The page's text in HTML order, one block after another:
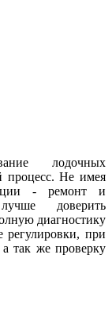
лодочных
процесс. Не имея
- ремонт и
доверить
диагностику
регулировки, при
так же проверку